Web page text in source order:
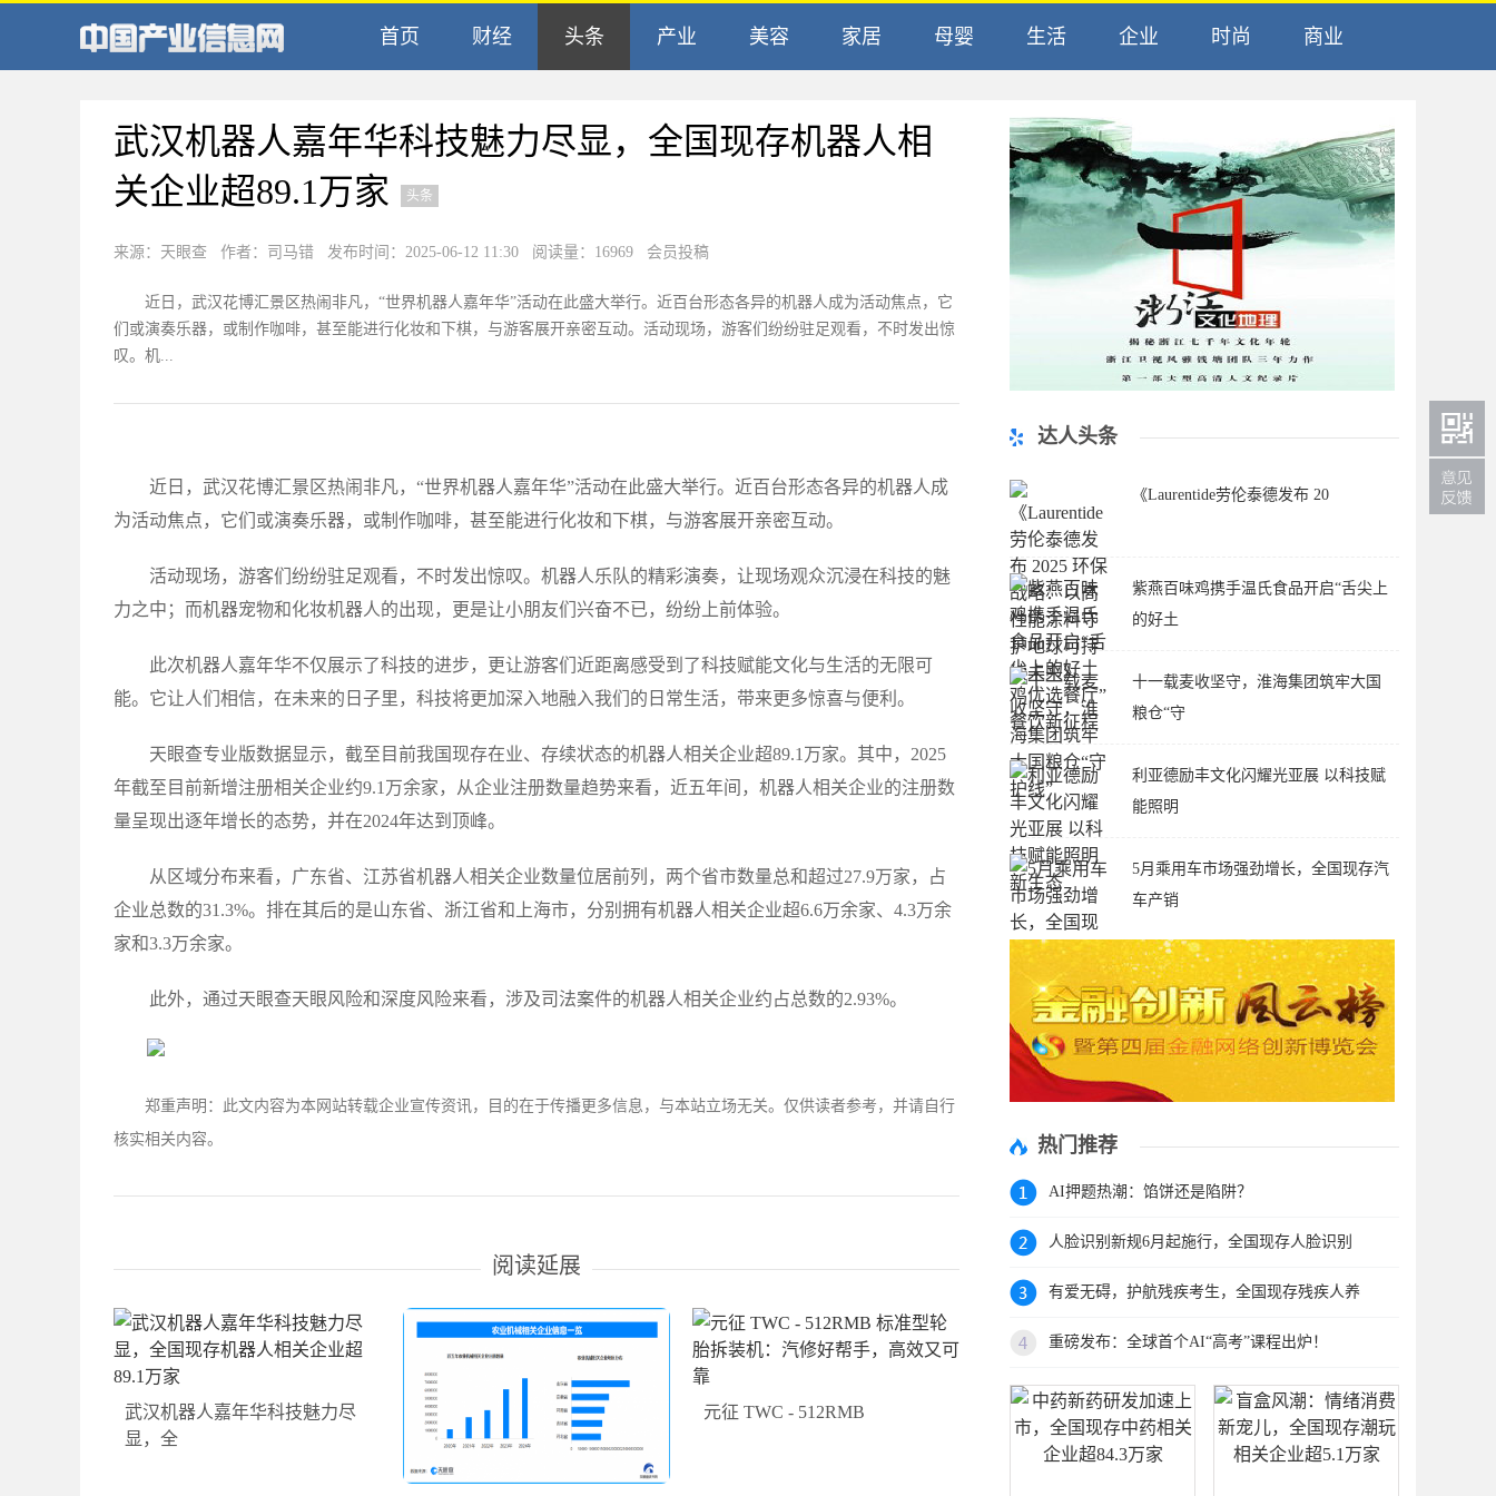
首页 财经 头条 产业 美容 家居 母婴 生活 企业 时尚 商业
武汉机器人嘉年华科技魅力尽显，全国现存机器人相
关企业超89.1万家
头条
来源：天眼查 作者：司马错 发布时间：2025-06-12 11:30 阅读量：16969 会员投稿
近日，武汉花博汇景区热闹非凡，“世界机器人嘉年华”活动在此盛大举行。近百台形态各异的机器人成为活动焦点，它
们或演奏乐器，或制作咖啡，甚至能进行化妆和下棋，与游客展开亲密互动。活动现场，游客们纷纷驻足观看，不时发出惊
叹。机...
近日，武汉花博汇景区热闹非凡，“世界机器人嘉年华”活动在此盛大举行。近百台形态各异的机器人成
为活动焦点，它们或演奏乐器，或制作咖啡，甚至能进行化妆和下棋，与游客展开亲密互动。
活动现场，游客们纷纷驻足观看，不时发出惊叹。机器人乐队的精彩演奏，让现场观众沉浸在科技的魅
力之中；而机器宠物和化妆机器人的出现，更是让小朋友们兴奋不已，纷纷上前体验。
此次机器人嘉年华不仅展示了科技的进步，更让游客们近距离感受到了科技赋能文化与生活的无限可
能。它让人们相信，在未来的日子里，科技将更加深入地融入我们的日常生活，带来更多惊喜与便利。
天眼查专业版数据显示，截至目前我国现存在业、存续状态的机器人相关企业超89.1万家。其中，2025
年截至目前新增注册相关企业约9.1万余家，从企业注册数量趋势来看，近五年间，机器人相关企业的注册数
量呈现出逐年增长的态势，并在2024年达到顶峰。
从区域分布来看，广东省、江苏省机器人相关企业数量位居前列，两个省市数量总和超过27.9万家，占
企业总数的31.3%。排在其后的是山东省、浙江省和上海市，分别拥有机器人相关企业超6.6万余家、4.3万余
家和3.3万余家。
此外，通过天眼查天眼风险和深度风险来看，涉及司法案件的机器人相关企业约占总数的2.93%。
郑重声明：此文内容为本网站转载企业宣传资讯，目的在于传播更多信息，与本站立场无关。仅供读者参考，并请自行
核实相关内容。
阅读延展
武汉机器人嘉年华科技魅力尽
显，全
元征 TWC - 512RMB
达人头条
《Laurentide劳伦泰德发布 20
紫燕百味鸡携手温氏食品开启“舌尖上
的好土
十一载麦收坚守，淮海集团筑牢大国
粮仓“守
利亚德励丰文化闪耀光亚展 以科技赋
能照明
5月乘用车市场强劲增长，全国现存汽
车产销
热门推荐
AI押题热潮：馅饼还是陷阱？
人脸识别新规6月起施行，全国现存人脸识别
有爱无碍，护航残疾考生，全国现存残疾人养
重磅发布：全球首个AI“高考”课程出炉！